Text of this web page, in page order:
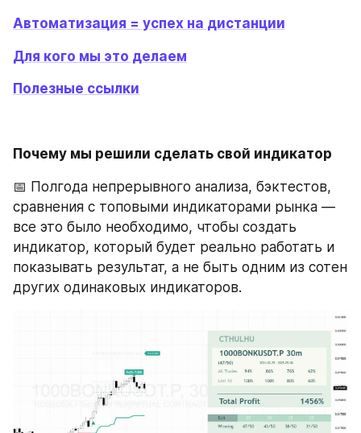
Автоматизация = успех на дистанции
Для кого мы это делаем
Полезные ссылки
Почему мы решили сделать свой индикатор
📅 Полгода непрерывного анализа, бэктестов,
сравнения с топовыми индикаторами рынка —
все это было необходимо, чтобы создать
индикатор, который будет реально работать и
показывать результат, а не быть одним из сотен
других одинаковых индикаторов.